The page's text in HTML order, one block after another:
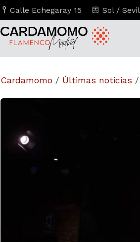
Calle Echegaray 15 Sol /
Cardamomo / Últimas noticias /